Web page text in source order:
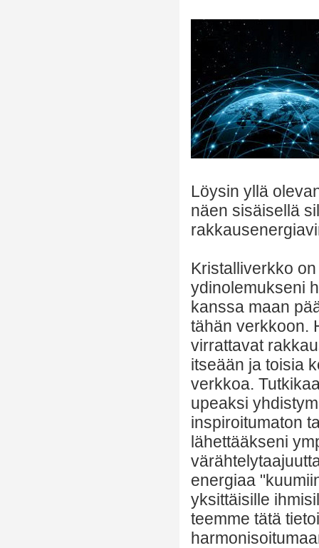
Löysin yllä
näen sisäisellä
Kristalliverkko
ydinolemukseni
kanssa maan
tähän verkkoon.
virrattavat
itseään ja toisia
verkkoa.
upeaksi
inspiroitumaton
lähettääkseni
energiaa
yksittäisille
teemme tätä